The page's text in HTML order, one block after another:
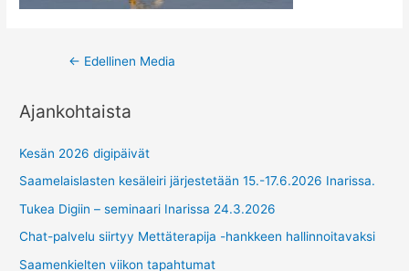
Post← Edellinen Media
Ajankohtaista
Kesän 2026 digipäivät
Saamelaislasten kesäleiri järjestetään 15.-17.6.2026 Inarissa.
Tukea Digiin – seminaari Inarissa 24.3.2026
Chat-palvelu siirtyy Mettäterapija -hankkeen hallinnoitavaksi
Saamenkielten viikon tapahtumat